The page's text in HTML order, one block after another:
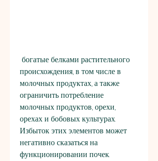
происхождения, в том числе в
молочных продуктах, а также
ограничить потребление
молочных продуктов, орехи,
орехах и бобовых культурах.
Избыток этих элементов может
негативно сказаться на
функционировании почек.